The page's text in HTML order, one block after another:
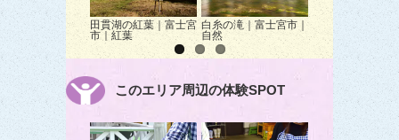
田貫湖の紅葉｜富士宮
市｜紅葉
白糸の滝｜富士宮市｜
自然
富士芝桜まつり
河口湖町｜イベ
このエリア周辺の体験SPOT